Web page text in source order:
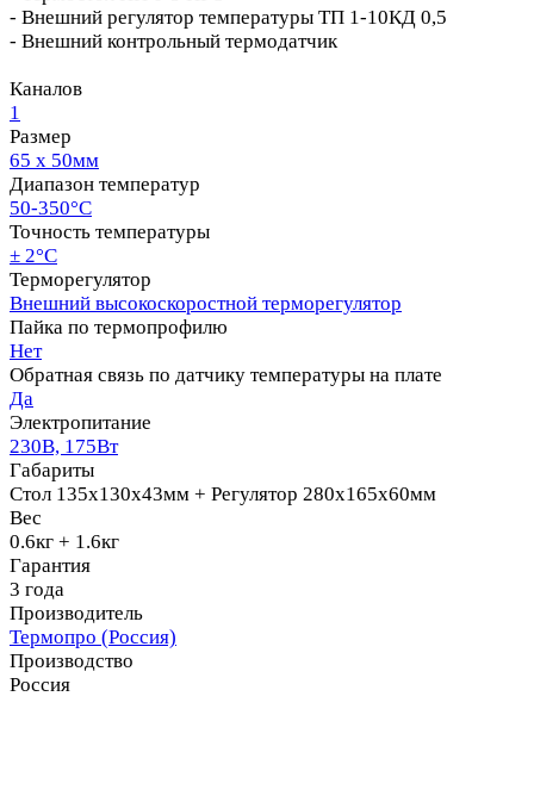
- Внешний регулятор температуры ТП 1-10КД 0,5
- Внешний контрольный термодатчик
Каналов
1
Размер
65 х 50мм
Диапазон температур
50-350°C
Точность температуры
± 2°C
Терморегулятор
Внешний высокоскоростной терморегулятор
Пайка по термопрофилю
Нет
Обратная связь по датчику температуры на плате
Да
Электропитание
230В, 175Вт
Габариты
Стол 135х130х43мм + Регулятор 280х165х60мм
Вес
0.6кг + 1.6кг
Гарантия
3 года
Производитель
Термопро (Россия)
Производство
Россия